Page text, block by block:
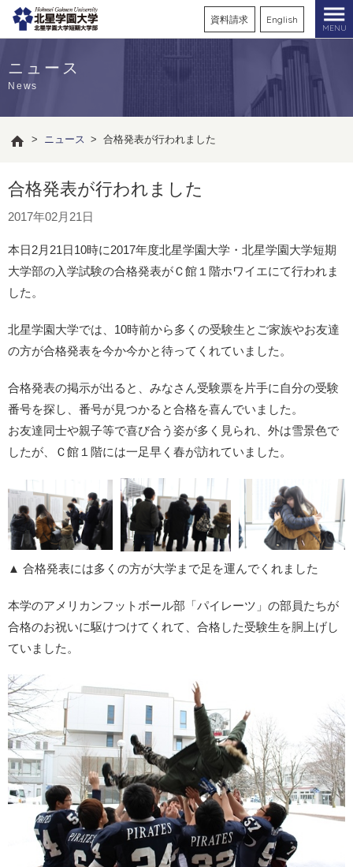
資料請求 English
MENU
ニュース
News
> ニュース > 合格発表が行われました
合格発表が行われました
2017年02月21日
本日2月21日10時に2017年度北星学園大学・北星学園大学短期
大学部の入学試験の合格発表がＣ館１階ホワイエにて行われま
した。
北星学園大学では、10時前から多くの受験生とご家族やお友達
の方が合格発表を今か今かと待ってくれていました。
合格発表の掲示が出ると、みなさん受験票を片手に自分の受験
番号を探し、番号が見つかると合格を喜んでいました。
お友達同士や親子等で喜び合う姿が多く見られ、外は雪景色で
したが、Ｃ館１階には一足早く春が訪れていました。
▲ 合格発表には多くの方が大学まで足を運んでくれました
本学のアメリカンフットボール部「パイレーツ」の部員たちが
合格のお祝いに駆けつけてくれて、合格した受験生を胴上げし
ていました。